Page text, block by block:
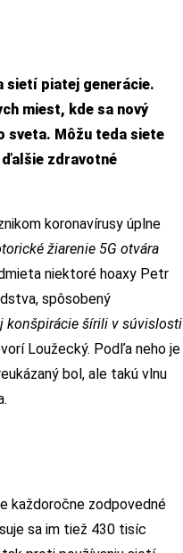
sietí piatej generácie.
miest, kde sa nový
sveta. Môžu teda siete
ďalšie zdravotné
koronavírusy úplne
žiarenie 5G otvára
niektoré hoaxy Petr
spôsobený
konšpirácie šírili v súvislosti
Loužecký. Podľa neho je
bol, ale takú vlnu
každoročne zodpovedné
sa im tiež 430 tisíc